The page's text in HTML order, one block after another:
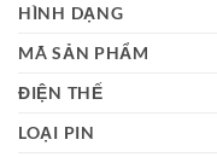
HÌNH DẠNG
MÃ SẢN PHẨM
ĐIỆN THẾ
LOẠI PIN